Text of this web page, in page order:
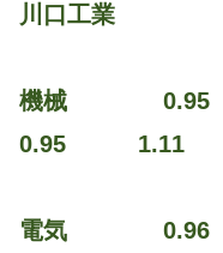
川口工業
機械
0.95
電気